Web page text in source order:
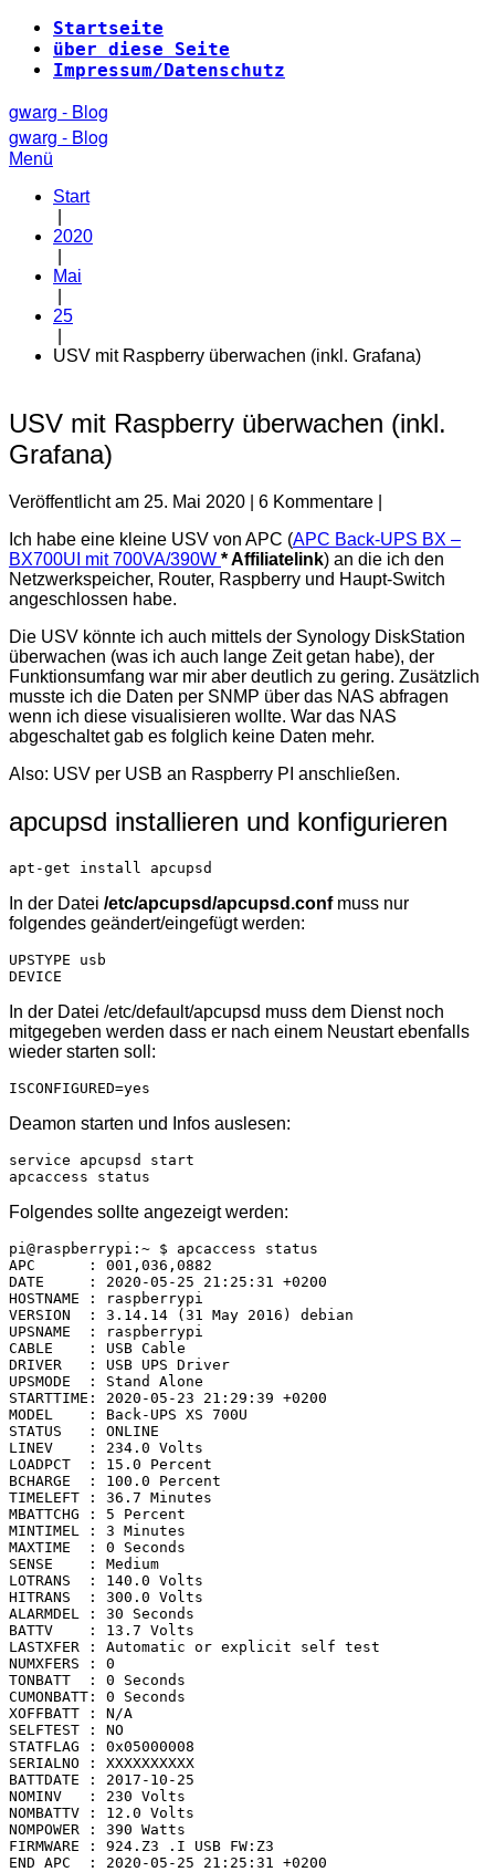
Zum
Inhalt
springen
Startseite
über diese Seite
Impressum/Datenschutz
gwarg - Blog
gwarg - Blog
Menü
Start
2020
Mai
25
USV mit Raspberry überwachen (inkl. Grafana)
USV mit Raspberry überwachen (inkl.
Grafana)
Veröffentlicht am 25. Mai 2020 6 Kommentare
Ich habe eine kleine USV von APC (APC Back-UPS BX –
BX700UI mit 700VA/390W * Affiliatelink) an die ich den
Netzwerkspeicher, Router, Raspberry und Haupt-Switch
angeschlossen habe.
Die USV könnte ich auch mittels der Synology DiskStation
überwachen (was ich auch lange Zeit getan habe), der
Funktionsumfang war mir aber deutlich zu gering. Zusätzlich
musste ich die Daten per SNMP über das NAS abfragen
wenn ich diese visualisieren wollte. War das NAS
abgeschaltet gab es folglich keine Daten mehr.
Also: USV per USB an Raspberry PI anschließen.
apcupsd installieren und konfigurieren
apt-get install apcupsd
In der Datei /etc/apcupsd/apcupsd.confmuss nur
folgendes geändert/eingefügt werden:
UPSTYPE usb
DEVICE
In der Datei /etc/default/apcupsd muss dem Dienst noch
mitgegeben werden dass er nach einem Neustart ebenfalls
wieder starten soll:
ISCONFIGURED=yes
Deamon starten und Infos auslesen:
service apcupsd start
apcaccess status
Folgendes sollte angezeigt werden:
pi@raspberrypi:~ $ apcaccess status
APC      : 001,036,0882
DATE     : 2020-05-25 21:25:31 +0200
HOSTNAME : raspberrypi
VERSION  : 3.14.14 (31 May 2016) debian
UPSNAME  : raspberrypi
CABLE    : USB Cable
DRIVER   : USB UPS Driver
UPSMODE  : Stand Alone
STARTTIME: 2020-05-23 21:29:39 +0200
MODEL    : Back-UPS XS 700U
STATUS   : ONLINE
LINEV    : 234.0 Volts
LOADPCT  : 15.0 Percent
BCHARGE  : 100.0 Percent
TIMELEFT : 36.7 Minutes
MBATTCHG : 5 Percent
MINTIMEL : 3 Minutes
MAXTIME  : 0 Seconds
SENSE    : Medium
LOTRANS  : 140.0 Volts
HITRANS  : 300.0 Volts
ALARMDEL : 30 Seconds
BATTV    : 13.7 Volts
LASTXFER : Automatic or explicit self test
NUMXFERS : 0
TONBATT  : 0 Seconds
CUMONBATT: 0 Seconds
XOFFBATT : N/A
SELFTEST : NO
STATFLAG : 0x05000008
SERIALNO : XXXXXXXXXX
BATTDATE : 2017-10-25
NOMINV   : 230 Volts
NOMBATTV : 12.0 Volts
NOMPOWER : 390 Watts
FIRMWARE : 924.Z3 .I USB FW:Z3
END APC  : 2020-05-25 21:25:31 +0200